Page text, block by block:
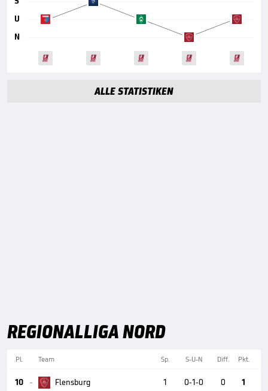
U
N
ALLE STATISTIKEN
REGIONALLIGA NORD
Pl. Team Sp. S-U-N Diff. Pkt.
10  Flensburg 1 0-1-0 0 1